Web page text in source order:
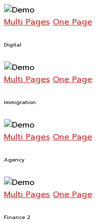
Multi Pages One Page
Digital
Multi Pages One Page
Immigration
Multi Pages One Page
Agency
Multi Pages One Page
Finance 2